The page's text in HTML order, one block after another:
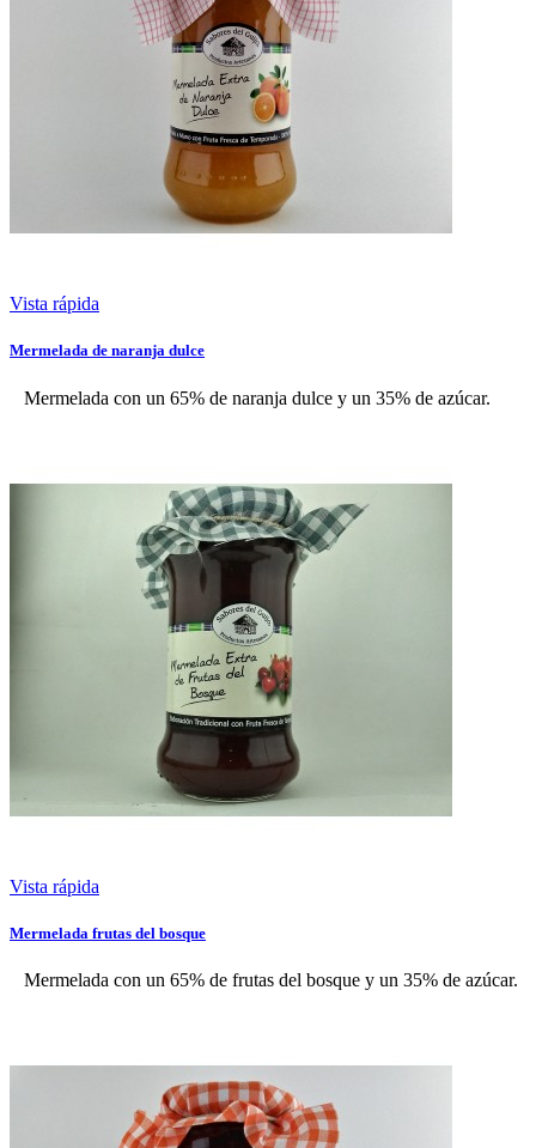
Vista rápida
Mermelada de naranja dulce
Mermelada con un 65% de naranja dulce y un 35% de azúcar.
Vista rápida
Mermelada frutas del bosque
Mermelada con un 65% de frutas del bosque y un 35% de azúcar.